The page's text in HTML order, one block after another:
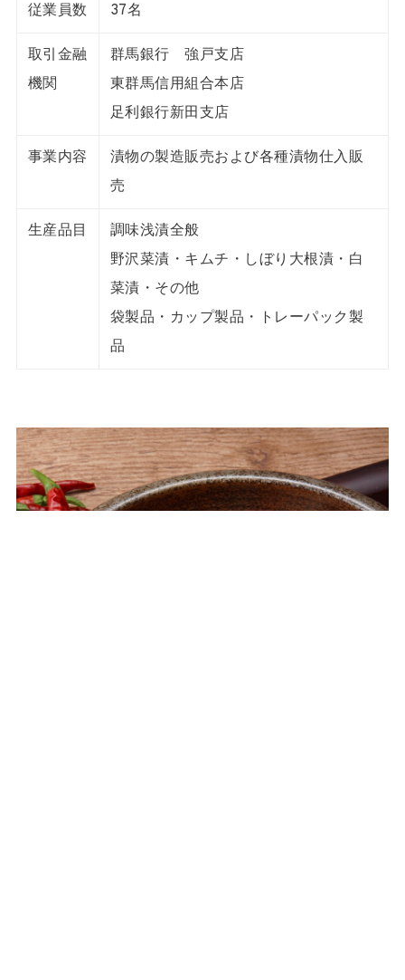
従業員数 37名
取引金融
機関
群馬銀行 強戸支店
東群馬信用組合本店
足利銀行新田支店
事業内容
漬物の製造販売および各種漬物仕入販
売
生産品目
調味浅漬全般
野沢菜漬・キムチ・しぼり大根漬・白
菜漬・その他
袋製品・カップ製品・トレーパック製
品